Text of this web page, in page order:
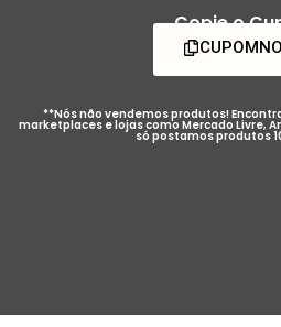
Copie o
**Nós não vendemos produtos!
marketplaces e lojas como Mercado Livre,
só postamos produtos